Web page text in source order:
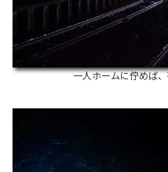
一人ホームに佇めば